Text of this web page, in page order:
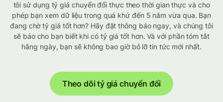
tôi sử dụng tỷ giá chuyển đổi thực theo thời gian thực và cho
phép bạn xem dữ liệu trong quá khứ đến 5 năm vừa qua. Bạn
đang chờ tỷ giá tốt hơn? Hãy đặt thông báo ngay, và chúng tôi
sẽ báo cho bạn biết khi có tỷ giá tốt hơn. Và với phần tóm tắt
hằng ngày, bạn sẽ không bao giờ bỏ lỡ tin tức mới nhất.
Theo dõi tỷ giá chuyển đổi